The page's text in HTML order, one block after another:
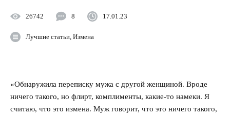
26742 8 17.01.23
Лучшие статьи Измена
«Обнаружила переписку мужа с другой женщиной. Вроде
ничего такого, но флирт, комплименты, какие-то намеки. Я
считаю, что это измена. Муж говорит, что это ничего такого,
Измена